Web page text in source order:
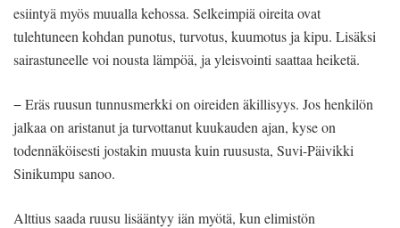
esiintyä myös muualla kehossa. Selkeimpiä oireita ovat
tulehtuneen kohdan punotus, turvotus, kuumotus ja kipu. Lisäksi
sairastuneelle voi nousta lämpöä, ja yleisvointi saattaa heiketä.
− Eräs ruusun tunnusmerkki on oireiden äkillisyys. Jos henkilön
jalkaa on aristanut ja turvottanut kuukauden ajan, kyse on
todennäköisesti jostakin muusta kuin ruususta, Suvi-Päivikki
Sinikumpu sanoo.
Alttius saada ruusu lisääntyy iän myötä, kun elimistön